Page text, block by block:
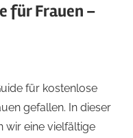
für Frauen –
Spiele,
Arcade-
Spiele,
für kostenlose
gefallen. In dieser
wir eine vielfältige